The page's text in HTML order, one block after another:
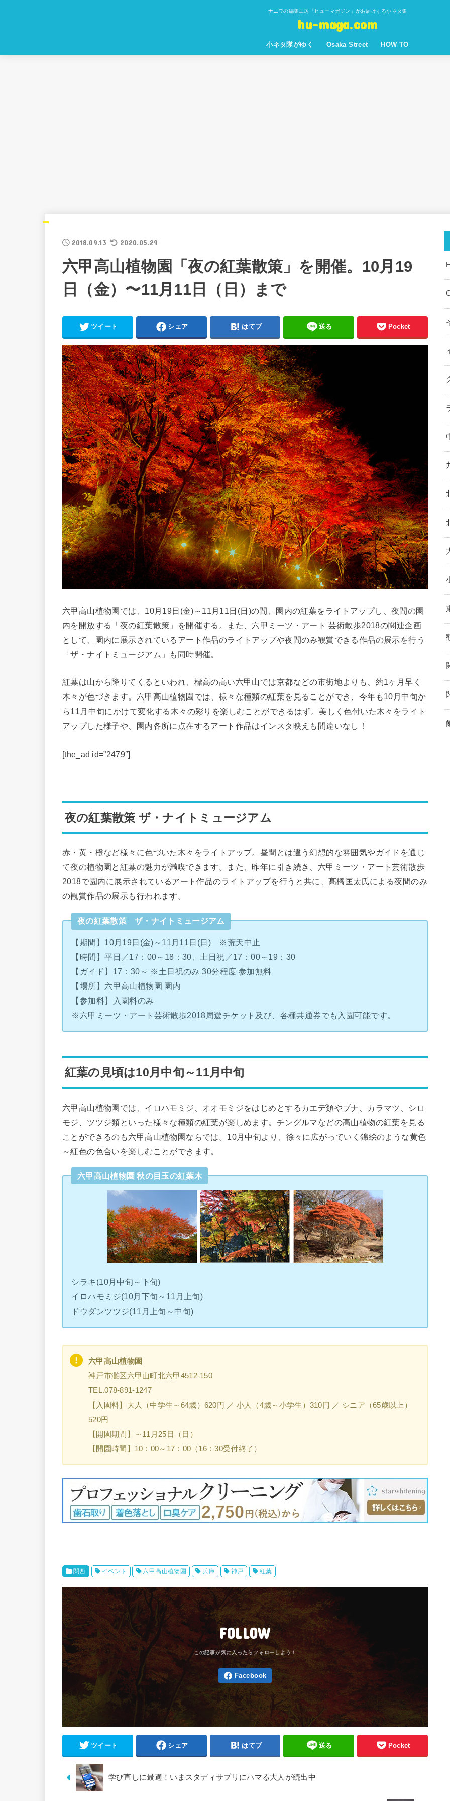
ナニワの編集工房「ヒューマガジン」がお届けする小ネタ集
hu-maga.com
小ネタ隊がゆく Osaka Street HOW TO
2018.09.13 2020.05.29
六甲高山植物園「夜の紅葉散策」を開催。10月19
日（金）〜11月11日（日）まで
ツイート シェア はてブ 送る Pocket
六甲高山植物園では、10月19日(金)～11月11日(日)の間、園内の紅葉をライトアップし、夜間の園
内を開放する「夜の紅葉散策」を開催する。また、六甲ミーツ・アート 芸術散歩2018の関連企画
として、園内に展示されているアート作品のライトアップや夜間のみ観賞できる作品の展示を行う
「ザ・ナイトミュージアム」も同時開催。
紅葉は山から降りてくるといわれ、標高の高い六甲山では京都などの市街地よりも、約1ヶ月早く
木々が色づきます。六甲高山植物園では、様々な種類の紅葉を見ることができ、今年も10月中旬か
ら11月中旬にかけて変化する木々の彩りを楽しむことができるはず。美しく色付いた木々をライト
アップした様子や、園内各所に点在するアート作品はインスタ映えも間違いなし！
[the_ad id=”2479″]
夜の紅葉散策 ザ・ナイトミュージアム
赤・黄・橙など様々に色づいた木々をライトアップ。昼間とは違う幻想的な雰囲気やガイドを通じ
て夜の植物園と紅葉の魅力が満喫できます。また、昨年に引き続き、六甲ミーツ・アート芸術散歩
2018で園内に展示されているアート作品のライトアップを行うと共に、髙橋匡太氏による夜間のみ
の観賞作品の展示も行われます。
夜の紅葉散策 ザ・ナイトミュージアム
【期間】10月19日(金)～11月11日(日) ※荒天中止
【時間】平日／17：00～18：30、土日祝／17：00～19：30
【ガイド】17：30～ ※土日祝のみ 30分程度 参加無料
【場所】六甲高山植物園 園内
【参加料】入園料のみ
※六甲ミーツ・アート芸術散歩2018周遊チケット及び、各種共通券でも入園可能です。
紅葉の見頃は10月中旬～11月中旬
六甲高山植物園では、イロハモミジ、オオモミジをはじめとするカエデ類やブナ、カラマツ、シロ
モジ、ツツジ類といった様々な種類の紅葉が楽しめます。チングルマなどの高山植物の紅葉を見る
ことができるのも六甲高山植物園ならでは。10月中旬より、徐々に広がっていく錦絵のような黄色
～紅色の色合いを楽しむことができます。
六甲高山植物園 秋の目玉の紅葉木
シラキ(10月中旬～下旬)
イロハモミジ(10月下旬～11月上旬)
ドウダンツツジ(11月上旬～中旬)
六甲高山植物園
神戸市灘区六甲山町北六甲4512-150
TEL.078-891-1247
【入園料】大人（中学生～64歳）620円 ／ 小人（4歳～小学生）310円 ／ シニア（65歳以上）
520円
【開園期間】～11月25日（日）
【開園時間】10：00～17：00（16：30受付終了）
関西 イベント 六甲高山植物園 兵庫 神戸 紅葉
FOLLOW
ツイート シェア はてブ 送る Pocket
学び直しに最適！いまスタディサプリにハマる大人が続出中